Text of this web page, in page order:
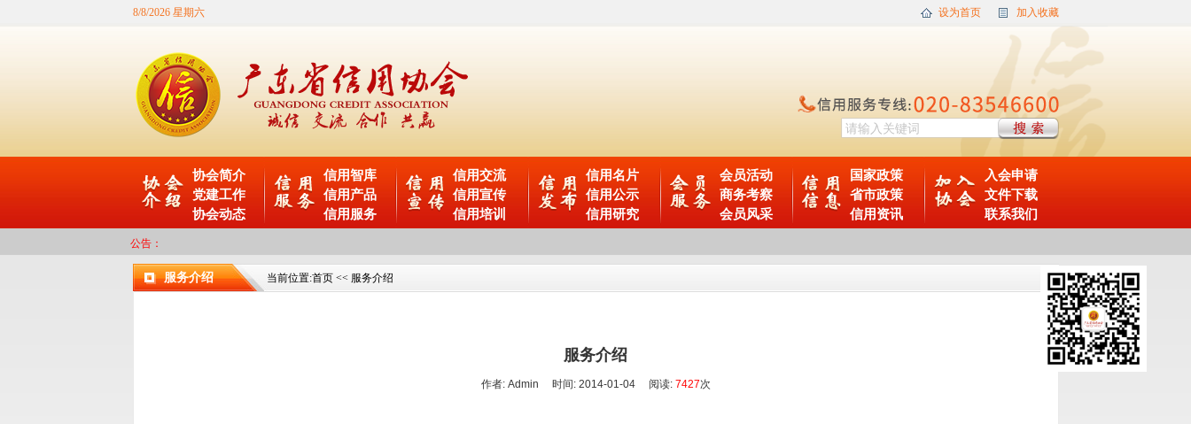
8/8/2026 星期六 设为首页 加入收藏
协会简介
党建工作
协会动态
信用智库
信用产品
信用服务
信用交流
信用宣传
信用培训
信用名片
信用公示
信用研究
会员活动
商务考察
会员风采
国家政策
省市政策
信用资讯
入会申请
文件下载
联系我们
公告：
服务介绍 当前位置:首页<< 服务介绍
服务介绍
作者: Admin 时间: 2014-01-04 阅读: 7427次